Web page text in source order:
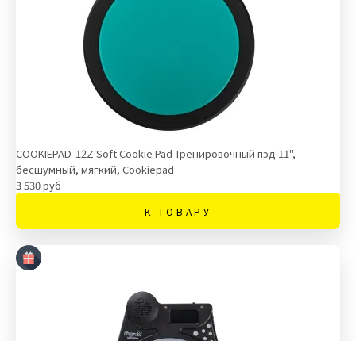
COOKIEPAD-12Z Soft Cookie Pad Тренировочный пэд 11",
бесшумный, мягкий, Cookiepad
3 530 руб
К ТОВАРУ